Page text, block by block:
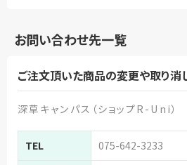
お問い合わせ先一覧
ご注文頂いた商品の変更や取り消
深草キャンパス（ショップR-Uni）
TEL 075-642-3233